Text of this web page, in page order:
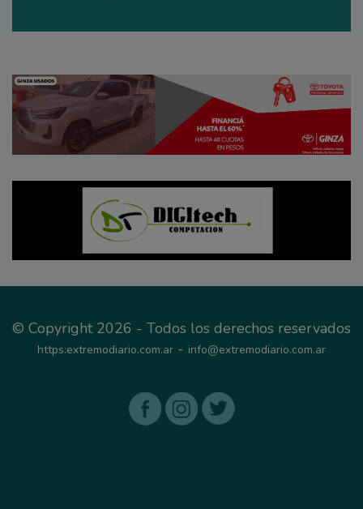
© Copyright 2026 - Todos los derechos reservados
https:extremodiario.com.ar - info@extremodiario.com.ar